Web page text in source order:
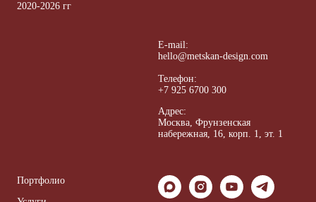
2020-2026 гг
E-mail:
hello@metskan-design.com
Телефон:
+7 925 6700 300
Адрес:
Москва, Фрунзенская
набережная, 16, корп. 1, эт. 1
Портфолио